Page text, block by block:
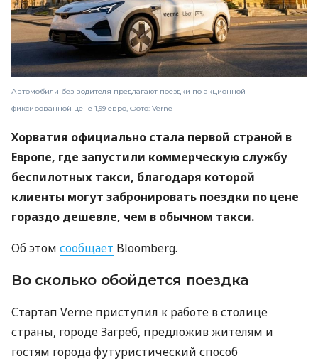
Автомобили без водителя предлагают поездки по акционной
фиксированной цене 1,99 евро, Фото: Verne
Хорватия официально стала первой страной в
Европе, где запустили коммерческую службу
беспилотных такси, благодаря которой
клиенты могут забронировать поездки по цене
гораздо дешевле, чем в обычном такси.
Об этом сообщает Bloomberg.
Во сколько обойдется поездка
Стартап Verne приступил к работе в столице
страны, городе Загреб, предложив жителям и
гостям города футуристический способ